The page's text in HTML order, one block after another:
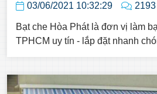
03/06/2021 10:32:29
Bạt che Hòa Phát là đơn vị làm
TPHCM uy tín - lắp đặt nhanh